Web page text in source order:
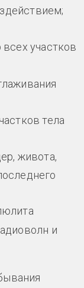
участков
тела
живота,
и